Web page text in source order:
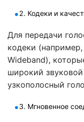
Кодеки и
Для передачи
кодеки
Wideband),
широкий
узкополосный
Мгновенное